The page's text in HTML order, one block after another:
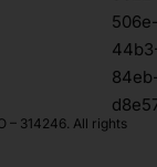
– 314246. All rights